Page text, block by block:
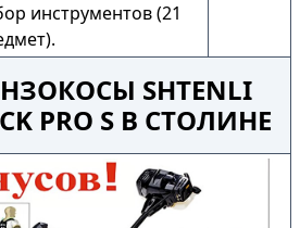
инструментов (21
SHTENLI
PRO S В СТОЛИНЕ